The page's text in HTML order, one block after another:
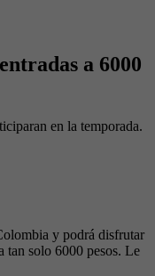
a 6000
en la temporada.
y podrá disfrutar
tan solo 6000 pesos. Le